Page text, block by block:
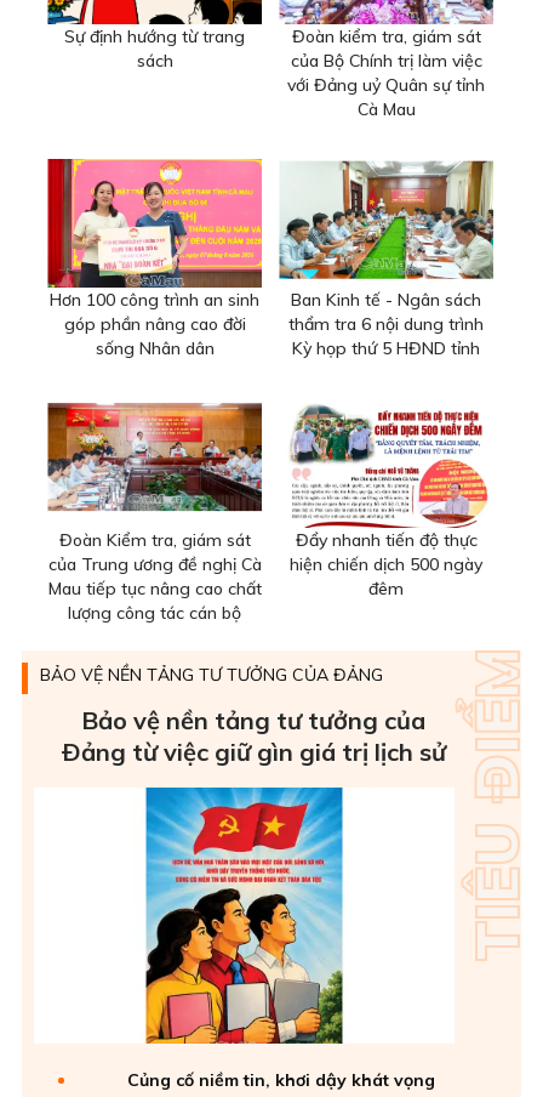
Sự định hướng từ trang
sách
Đoàn kiểm tra, giám sát
của Bộ Chính trị làm việc
với Đảng uỷ Quân sự tỉnh
Cà Mau
Hơn 100 công trình an sinh
góp phần nâng cao đời
sống Nhân dân
Ban Kinh tế - Ngân sách
thẩm tra 6 nội dung trình
Kỳ họp thứ 5 HĐND tỉnh
Đoàn Kiểm tra, giám sát
của Trung ương đề nghị Cà
Mau tiếp tục nâng cao chất
lượng công tác cán bộ
Đẩy nhanh tiến độ thực
hiện chiến dịch 500 ngày
đêm
BẢO VỆ NỀN TẢNG TƯ TƯỞNG CỦA ĐẢNG
Bảo vệ nền tảng tư tưởng của
Ðảng từ việc giữ gìn giá trị lịch sử
Củng cố niềm tin, khơi dậy khát vọng